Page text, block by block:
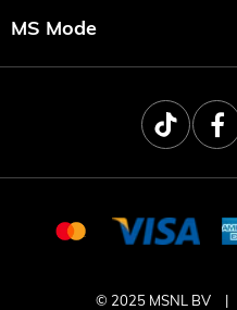
MS Mode
© 2025 MSNL BV